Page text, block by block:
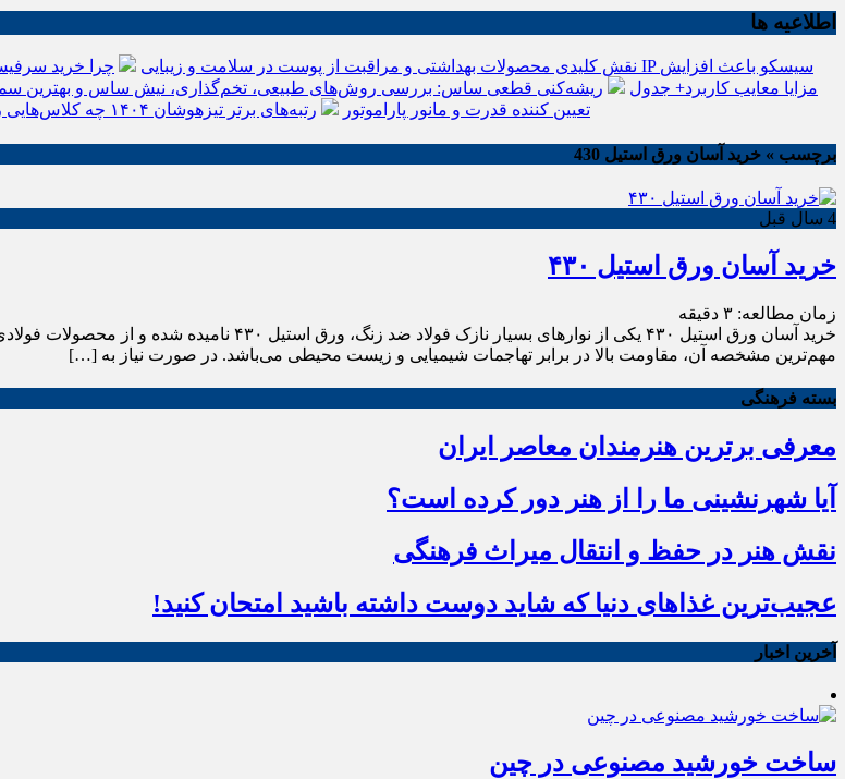
اطلاعیه ها
نقش کلیدی محصولات بهداشتی و مراقبت از پوست در سلامت و زیبایی چرا خرید
انواع باتری یو پی اس(ups)+مزایا معایب کاربرد+ جدول ریشه‌کنی قطعی ساس: بررسی روش‌های طبیعی، تخم‌گذاری، نیش ساس و
تعیین کننده قدرت و مانور پاراموتور
رتبه‌های برتر تیزهوشان ۱۴۰۴ چه کلاس‌هایی را انتخاب کردند؟
برچسب » خرید آسان ورق استیل 430
4 سال قبل
خرید آسان ورق استیل ۴۳۰
زمان مطالعه: ۳ دقیقه
خرید آسان ورق استیل ۴۳۰ یکی از نوارهای بسیار نازک
مهم‌ترین مشخصه آن، مقاومت بالا در برابر تهاجمات شیمیایی و زیست محیطی می‌باشد. در صورت نیاز به […]
بسته فرهنگی
معرفی برترین هنرمندان معاصر ایران
آیا شهرنشینی ما را از هنر دور کرده است؟
نقش هنر در حفظ و انتقال میراث فرهنگی
عجیب‌ترین غذاهای دنیا که شاید دوست داشته باشید امتحان کنید!
آخرین اخبار
ساخت خورشید مصنوعی در چین